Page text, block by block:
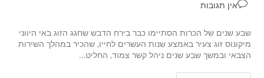
אין תגובות
שבע שנים של הכרות הסתיימו כבר בירח הדבש שחגג הזוג באי היווני
מיקונוס זוג צעיר באמצע שנות העשרים לחייו, שהכיר במהלך השירות
הצבאי ובמשך שבע שנים ניהל קשר צמוד, החליט…